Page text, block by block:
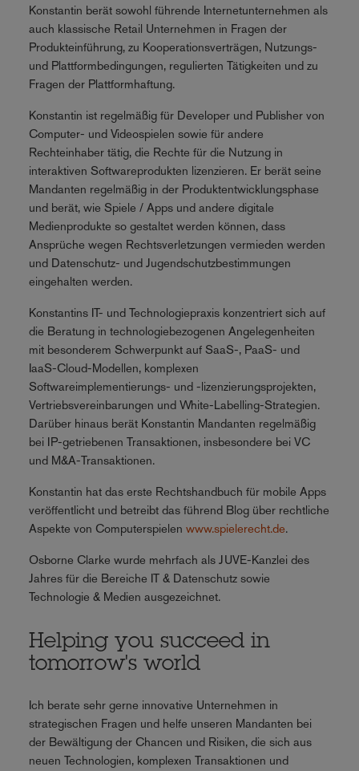
Konstantin berät sowohl führende Internetunternehmen als
auch klassische Retail Unternehmen in Fragen der
Produkteinführung, zu Kooperationsverträgen, Nutzungs-
und Plattformbedingungen, regulierten Tätigkeiten und zu
Fragen der Plattformhaftung.
Konstantin ist regelmäßig für Developer und Publisher von
Computer- und Videospielen sowie für andere
Rechteinhaber tätig, die Rechte für die Nutzung in
interaktiven Softwareprodukten lizenzieren. Er berät seine
Mandanten regelmäßig in der Produktentwicklungsphase
und berät, wie Spiele / Apps und andere digitale
Medienprodukte so gestaltet werden können, dass
Ansprüche wegen Rechtsverletzungen vermieden werden
und Datenschutz- und Jugendschutzbestimmungen
eingehalten werden.
Konstantins IT- und Technologiepraxis konzentriert sich auf
die Beratung in technologiebezogenen Angelegenheiten
mit besonderem Schwerpunkt auf SaaS-, PaaS- und
IaaS-Cloud-Modellen, komplexen
Softwareimplementierungs- und -lizenzierungsprojekten,
Vertriebsvereinbarungen und White-Labelling-Strategien.
Darüber hinaus berät Konstantin Mandanten regelmäßig
bei IP-getriebenen Transaktionen, insbesondere bei VC
und M&A-Transaktionen.
Konstantin hat das erste Rechtshandbuch für mobile Apps
veröffentlicht und betreibt das führend Blog über rechtliche
Aspekte von Computerspielen www.spielerecht.de.
Osborne Clarke wurde mehrfach als JUVE-Kanzlei des
Jahres für die Bereiche IT & Datenschutz sowie
Technologie & Medien ausgezeichnet.
Helping you succeed in
tomorrow's world
Ich berate sehr gerne innovative Unternehmen in
strategischen Fragen und helfe unseren Mandanten bei
der Bewältigung der Chancen und Risiken, die sich aus
neuen Technologien, komplexen Transaktionen und